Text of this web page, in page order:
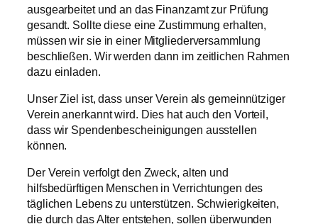
ausgearbeitet und an das Finanzamt zur Prüfung
gesandt. Sollte diese eine Zustimmung erhalten,
müssen wir sie in einer Mitgliederversammlung
beschließen. Wir werden dann im zeitlichen Rahmen
dazu einladen.
Unser Ziel ist, dass unser Verein als gemeinnütziger
Verein anerkannt wird. Dies hat auch den Vorteil,
dass wir Spendenbescheinigungen ausstellen
können.
Der Verein verfolgt den Zweck, alten und
hilfsbedürftigen Menschen in Verrichtungen des
täglichen Lebens zu unterstützen. Schwierigkeiten,
die durch das Alter entstehen, sollen überwunden